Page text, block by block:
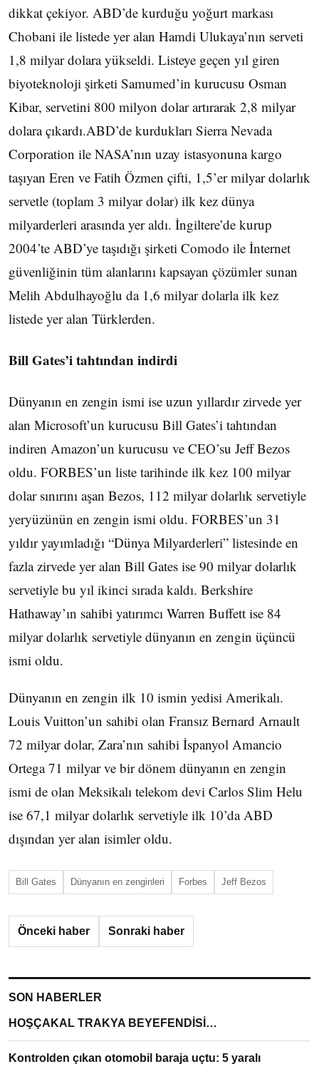
dikkat çekiyor. ABD’de kurduğu yoğurt markası
Chobani ile listede yer alan Hamdi Ulukaya’nın serveti
1,8 milyar dolara yükseldi. Listeye geçen yıl giren
biyoteknoloji şirketi Samumed’in kurucusu Osman
Kibar, servetini 800 milyon dolar artırarak 2,8 milyar
dolara çıkardı.ABD’de kurdukları Sierra Nevada
Corporation ile NASA’nın uzay istasyonuna kargo
taşıyan Eren ve Fatih Özmen çifti, 1,5’er milyar dolarlık
servetle (toplam 3 milyar dolar) ilk kez dünya
milyarderleri arasında yer aldı. İngiltere’de kurup
2004’te ABD’ye taşıdığı şirketi Comodo ile İnternet
güvenliğinin tüm alanlarını kapsayan çözümler sunan
Melih Abdulhayoğlu da 1,6 milyar dolarla ilk kez
listede yer alan Türklerden.
Bill Gates’i tahtından indirdi
Dünyanın en zengin ismi ise uzun yıllardır zirvede yer
alan Microsoft’un kurucusu Bill Gates’i tahtından
indiren Amazon’un kurucusu ve CEO’su Jeff Bezos
oldu. FORBES’un liste tarihinde ilk kez 100 milyar
dolar sınırını aşan Bezos, 112 milyar dolarlık servetiyle
yeryüzünün en zengin ismi oldu. FORBES’un 31
yıldır yayımladığı “Dünya Milyarderleri” listesinde en
fazla zirvede yer alan Bill Gates ise 90 milyar dolarlık
servetiyle bu yıl ikinci sırada kaldı. Berkshire
Hathaway’ın sahibi yatırımcı Warren Buffett ise 84
milyar dolarlık servetiyle dünyanın en zengin üçüncü
ismi oldu.
Dünyanın en zengin ilk 10 ismin yedisi Amerikalı.
Louis Vuitton’un sahibi olan Fransız Bernard Arnault
72 milyar dolar, Zara’nın sahibi İspanyol Amancio
Ortega 71 milyar ve bir dönem dünyanın en zengin
ismi de olan Meksikalı telekom devi Carlos Slim Helu
ise 67,1 milyar dolarlık servetiyle ilk 10’da ABD
dışından yer alan isimler oldu.
Bill Gates Dünyanın en zenginleri Forbes Jeff Bezos
Önceki haber Sonraki haber
SON HABERLER
HOŞÇAKAL TRAKYA BEYEFENDİSİ…
Kontrolden çıkan otomobil baraja uçtu: 5 yaralı